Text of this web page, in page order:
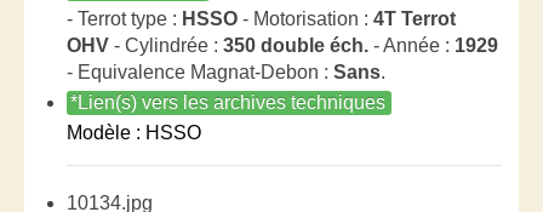
- Terrot type : HSSO - Motorisation : 4T Terrot
OHV - Cylindrée : 350 double éch. - Année : 1929
- Equivalence Magnat-Debon : Sans.
*Lien(s) vers les archives techniques
Modèle : HSSO
10134.jpg